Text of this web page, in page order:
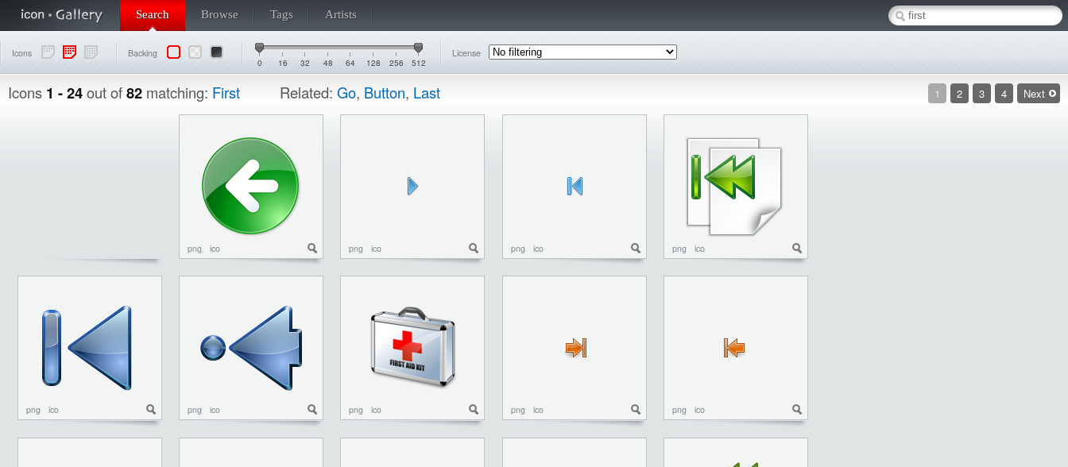
Search Browse Tags Artists
Icons Backing
0 16 32 48 64 128 256 512
License
Icons 1 - 24out of82 matching: First Related: Go, Button, Last 1 2 3 4 Next
png ico png ico png ico png ico
png ico png ico png ico png ico png ico